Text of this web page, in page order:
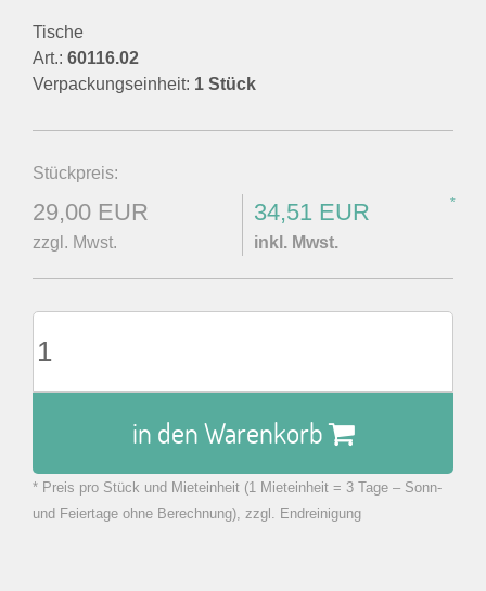
Tische
Art.: 60116.02
Verpackungseinheit: 1 Stück
Stückpreis:
29,00 EUR
zzgl. Mwst.
34,51 EUR *
inkl. Mwst.
in den Warenkorb
zu Warenkorb hinzugefügt.
* Preis pro Stück und Mieteinheit (1 Mieteinheit = 3 Tage – Sonn-
und Feiertage ohne Berechnung), zzgl. Endreinigung